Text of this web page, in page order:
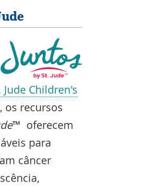
Jude Children's
, os recursos
™ oferecem
para
câncer